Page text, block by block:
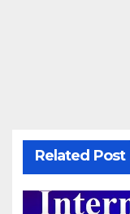
Related Post